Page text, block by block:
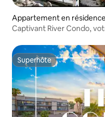
Appartement en
Captivant River Condo,
Superhôte
Superhôte